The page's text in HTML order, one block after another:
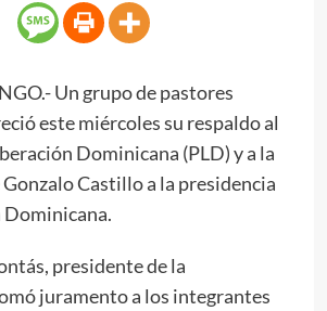
Un grupo de pastores
este miércoles su respaldo al
Dominicana (PLD) y a la
Castillo a la presidencia
Dominicana.
presidente de la
juramento a los integrantes